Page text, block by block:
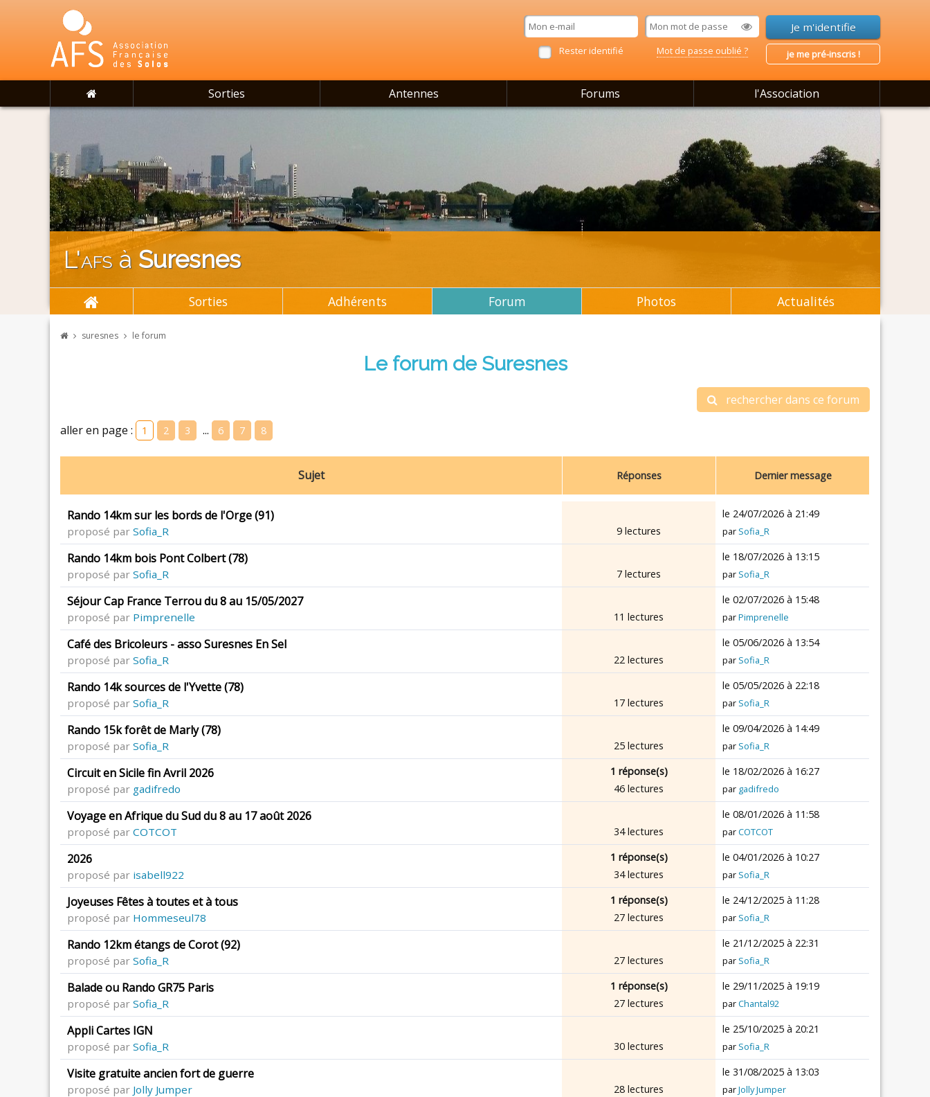
Rester identifié Mot de passe oublié ? je me pré-inscris !
Sorties Antennes Forums l'Association
L'afsà Suresnes
Sorties Adhérents Forum Photos Actualités
suresnes le forum
Le forum de Suresnes
rechercher dans ce forum
aller en page :
1 2 3 ... 6 7 8
Sujet Réponses Dernier message
Rando 14km sur les bords de l'Orge (91)
proposé par Sofia_R 9 lectures
le 24/07/2026 à 21:49
par Sofia_R
Rando 14km bois Pont Colbert (78)
proposé par Sofia_R 7 lectures
le 18/07/2026 à 13:15
par Sofia_R
Séjour Cap France Terrou du 8 au 15/05/2027
proposé par Pimprenelle 11 lectures
le 02/07/2026 à 15:48
parPimprenelle
Café des Bricoleurs - asso Suresnes En Sel
proposé par Sofia_R 22 lectures
le 05/06/2026 à 13:54
par Sofia_R
Rando 14k sources de l'Yvette (78)
proposé par Sofia_R 17 lectures
le 05/05/2026 à 22:18
par Sofia_R
Rando 15k forêt de Marly (78)
proposé par Sofia_R 25 lectures
le 09/04/2026 à 14:49
par Sofia_R
Circuit en Sicile fin Avril 2026
proposé par gadifredo
1 réponse(s)
46 lectures
le 18/02/2026 à 16:27
par gadifredo
Voyage en Afrique du Sud du 8 au 17 août 2026
proposé par COTCOT 34 lectures
le 08/01/2026 à 11:58
parCOTCOT
2026
proposé par isabell922
1 réponse(s)
34 lectures
le 04/01/2026 à 10:27
par Sofia_R
Joyeuses Fêtes à toutes et à tous
proposé par Hommeseul78
1 réponse(s)
27 lectures
le 24/12/2025 à 11:28
par Sofia_R
Rando 12km étangs de Corot (92)
proposé par Sofia_R 27 lectures
le 21/12/2025 à 22:31
par Sofia_R
Balade ou Rando GR75 Paris
proposé par Sofia_R
1 réponse(s)
27 lectures
le 29/11/2025 à 19:19
parChantal92
Appli Cartes IGN
proposé par Sofia_R 30 lectures
le 25/10/2025 à 20:21
par Sofia_R
Visite gratuite ancien fort de guerre
proposé par Jolly Jumper 28 lectures
le 31/08/2025 à 13:03
parJolly Jumper